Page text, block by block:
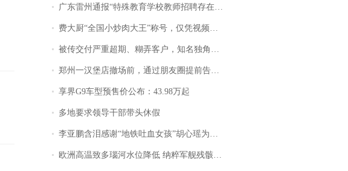
广东雷州通报“特殊教育学校教师招聘存在违规行为”：已启动问责程序 副校长被停职
费大厨“全国小炒肉大王”称号，仅凭视频评出？中国烹饪协会回应
被传交付严重超期、糊弄客户，知名独角兽车企创始人回应：都没证据，将依法采取措施，“本人长期与美国交管局保持沟通，对方表示肯定”
郑州一汉堡店撤场前，通过朋友圈提前告知逐一退费，有顾客仅剩1元也全被退回，分文不少；顾客：言而有信，让人感动
享界G9车型预售价公布：43.98万起
多地要求领导干部带头休假
李亚鹏含泪感谢“地铁吐血女孩”胡心瑶为嫣然天使捐99999元：这份捐赠太沉重，尊重其捐赠意愿，个人向胡心瑶和她的病友之家各捐赠99999元
欧洲高温致多瑙河水位降低 纳粹军舰残骸重见天日